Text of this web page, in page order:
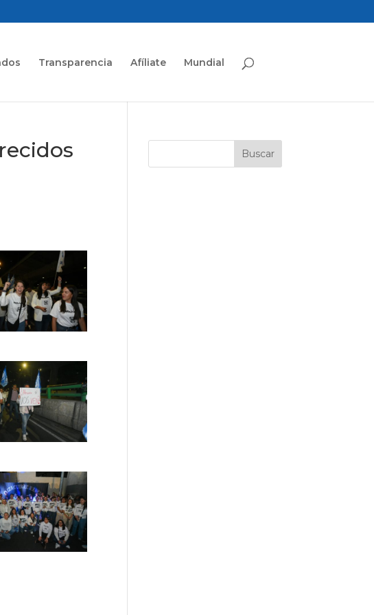
Transparencia Afíliate Mundial